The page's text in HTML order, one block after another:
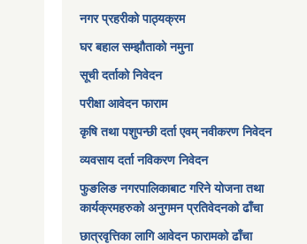
नगर प्रहरीको पाठ्यक्रम
घर बहाल सम्झौताको नमुना
सूची दर्ताको निवेदन
परीक्षा आवेदन फाराम
कृषि तथा पशुपन्छी दर्ता एवम् नवीकरण निवेदन
व्यवसाय दर्ता नविकरण निवेदन
फुङलिङ नगरपालिकाबाट गरिने योजना तथा
कार्यक्रमहरुको अनुगमन प्रतिवेदनको ढाँचा
छात्रवृत्तिका लागि आवेदन फारामको ढाँचा